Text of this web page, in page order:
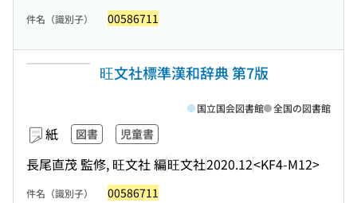
件名（識別子） 00586711
旺文社標準漢和辞典 第7版
紙 図書 児童書
長尾直茂 監修, 旺文社 編旺文社2020.12<KF4-M12>
国立国会図書館 全国の図書館
件名（識別子） 00586711